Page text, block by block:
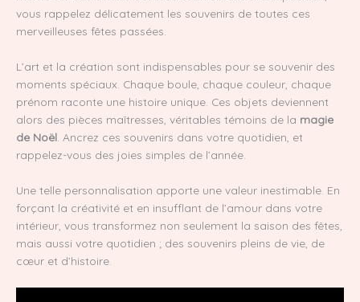
vous rappelez délicatement les souvenirs de toutes ces
merveilleuses fêtes passées.
L’art et la création sont indispensables pour se souvenir des
moments spéciaux. Chaque boule, chaque couleur, chaque
prénom raconte une histoire unique. Ces objets deviennent
alors des pièces maîtresses, véritables témoins de la magie
de Noël . Ancrez ces souvenirs dans votre quotidien, et
rappelez-vous des joies simples de l’année.
Une telle personnalisation apporte une valeur inestimable. En
forçant la créativité et en insufflant de l’amour dans votre
intérieur, vous transformez non seulement la saison des fêtes,
mais aussi votre quotidien ; des souvenirs pleins de vie, de
cœur et d’histoire.